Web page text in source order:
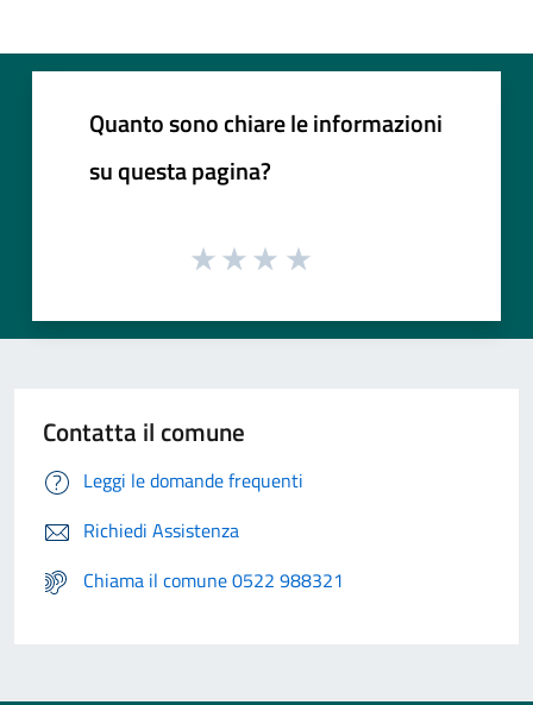
Quanto sono chiare le informazioni
su questa pagina?
Contatta il comune
Leggi le domande frequenti
Richiedi Assistenza
Chiama il comune 0522 988321